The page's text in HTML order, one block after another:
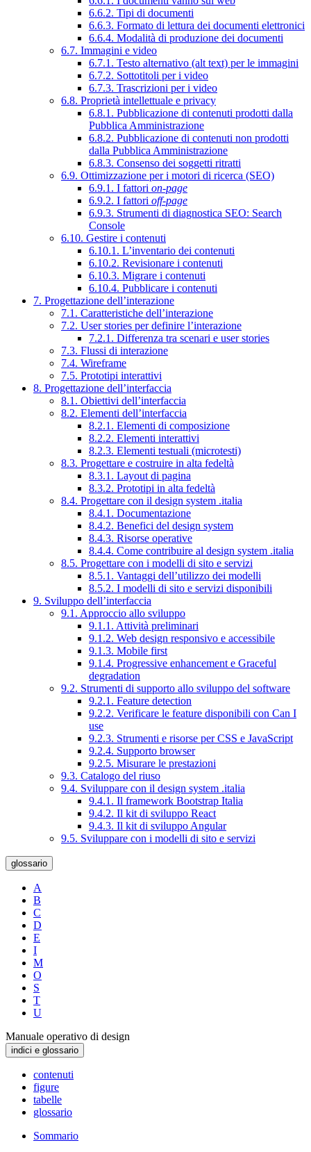
6.6.2. Tipi di documenti
6.6.3. Formato di lettura dei documenti elettronici
6.6.4. Modalità di produzione dei documenti
6.7. Immagini e video
6.7.1. Testo alternativo (alt text) per le immagini
6.7.2. Sottotitoli per i video
6.7.3. Trascrizioni per i video
6.8. Proprietà intellettuale e privacy
6.8.1. Pubblicazione di contenuti prodotti dalla
Pubblica Amministrazione
6.8.2. Pubblicazione di contenuti non prodotti
dalla Pubblica Amministrazione
6.8.3. Consenso dei soggetti ritratti
6.9. Ottimizzazione per i motori di ricerca (SEO)
6.9.1. I fattori on-page
6.9.2. I fattori off-page
6.9.3. Strumenti di diagnostica SEO: Search
Console
6.10. Gestire i contenuti
6.10.1. L’inventario dei contenuti
6.10.2. Revisionare i contenuti
6.10.3. Migrare i contenuti
6.10.4. Pubblicare i contenuti
7. Progettazione dell’interazione
7.1. Caratteristiche dell’interazione
7.2. User stories per definire l’interazione
7.2.1. Differenza tra scenari e user stories
7.3. Flussi di interazione
7.4. Wireframe
7.5. Prototipi interattivi
8. Progettazione dell’interfaccia
8.1. Obiettivi dell’interfaccia
8.2. Elementi dell’interfaccia
8.2.1. Elementi di composizione
8.2.2. Elementi interattivi
8.2.3. Elementi testuali (microtesti)
8.3. Progettare e costruire in alta fedeltà
8.3.1. Layout di pagina
8.3.2. Prototipi in alta fedeltà
8.4. Progettare con il design system .italia
8.4.1. Documentazione
8.4.2. Benefici del design system
8.4.3. Risorse operative
8.4.4. Come contribuire al design system .italia
8.5. Progettare con i modelli di sito e servizi
8.5.1. Vantaggi dell’utilizzo dei modelli
8.5.2. I modelli di sito e servizi disponibili
9. Sviluppo dell’interfaccia
9.1. Approccio allo sviluppo
9.1.1. Attività preliminari
9.1.2. Web design responsivo e accessibile
9.1.3. Mobile first
9.1.4. Progressive enhancement e Graceful
degradation
9.2. Strumenti di supporto allo sviluppo del software
9.2.1. Feature detection
9.2.2. Verificare le feature disponibili con Can I
use
9.2.3. Strumenti e risorse per CSS e JavaScript
9.2.4. Supporto browser
9.2.5. Misurare le prestazioni
9.3. Catalogo del riuso
9.4. Sviluppare con il design system .italia
9.4.1. Il framework Bootstrap Italia
9.4.2. Il kit di sviluppo React
9.4.3. Il kit di sviluppo Angular
9.5. Sviluppare con i modelli di sito e servizi
glossario
A
B
C
D
E
I
M
O
S
T
U
Manuale operativo di design
indici e glossario
contenuti
figure
tabelle
glossario
Sommario